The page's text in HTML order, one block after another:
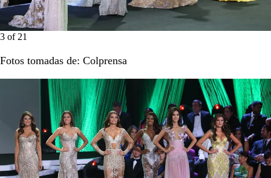
3 of 21
Fotos tomadas de: Colprensa